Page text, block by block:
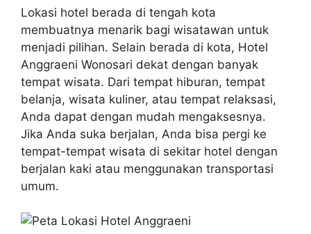
Lokasi hotel berada di tengah kota
membuatnya menarik bagi wisatawan untuk
menjadi pilihan. Selain berada di kota, Hotel
Anggraeni Wonosari dekat dengan banyak
tempat wisata. Dari tempat hiburan, tempat
belanja, wisata kuliner, atau tempat relaksasi,
Anda dapat dengan mudah mengaksesnya.
Jika Anda suka berjalan, Anda bisa pergi ke
tempat-tempat wisata di sekitar hotel dengan
berjalan kaki atau menggunakan transportasi
umum.